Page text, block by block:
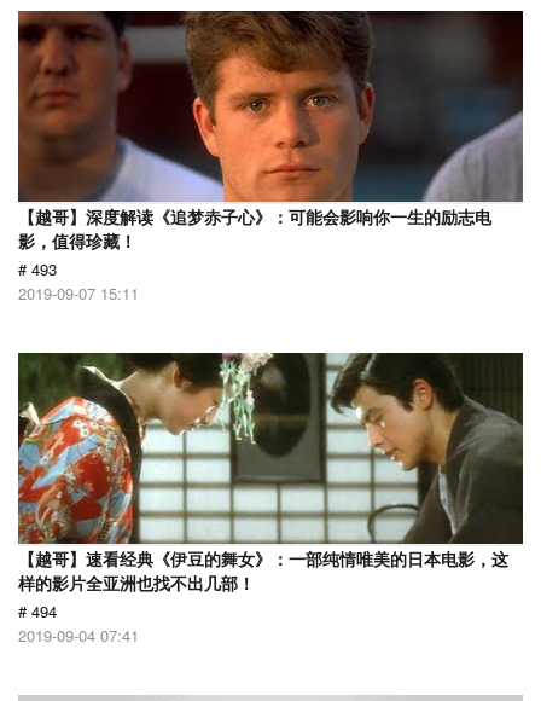
【越哥】深度解读《追梦赤子心》：可能会影响你一生的励志电
影，值得珍藏！
# 493
2019-09-07 15:11
【越哥】速看经典《伊豆的舞女》：一部纯情唯美的日本电影，这
样的影片全亚洲也找不出几部！
# 494
2019-09-04 07:41